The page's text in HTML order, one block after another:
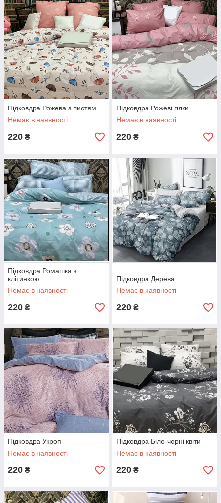
Підковдра Рожева з листям
Немає в наявності
220 ₴
Підковдра Рожеві гілки
Немає в наявності
220 ₴
Підковдра Ромашка з
клітинкою
Немає в наявності
220 ₴
Підковдра Дерева
Немає в наявності
220 ₴
Підковдра Укроп
Немає в наявності
220 ₴
Підковдра Біло-чорні квіти
Немає в наявності
220 ₴